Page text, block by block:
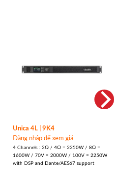
Unica 4L | 9K4
Đăng nhập để xem giá
4 Channels : 2Ω / 4Ω = 2250W / 8Ω =
1600W / 70V = 2000W / 100V = 2250W
with DSP and Dante/AES67 support